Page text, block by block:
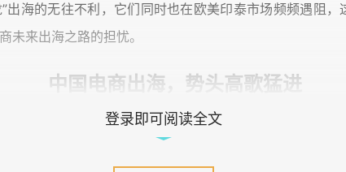
出海的无往不利，它们同时也在欧美印泰市场频频遇阻，
未来出海之路的担忧。
中国电商出海，势头高歌猛进
登录即可阅读全文